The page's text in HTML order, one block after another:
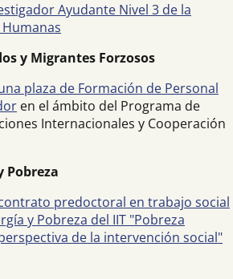
Ayudante Nivel 3 de la
y Migrantes Forzosos
plaza de Formación de Personal
en el ámbito del Programa de
Internacionales y Cooperación
Pobreza
predoctoral en trabajo social
y Pobreza del IIT "Pobreza
de la intervención social"